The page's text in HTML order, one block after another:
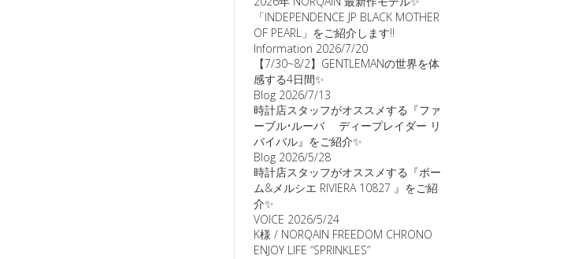
「INDEPENDENCE JP BLACK MOTHER
OF PEARL」をご紹介します‼️
Information 2026/7/20
【7/30~8/2】GENTLEMANの世界を体
感する4日間✨
Blog 2026/7/13
時計店スタッフがオススメする『ファ
ーブル•ルーバ ディープレイダー リ
バイバル』をご紹介✨
Blog 2026/5/28
時計店スタッフがオススメする『ボー
ム&メルシエ RIVIERA 10827 』をご紹
介✨
VOICE 2026/5/24
K様 / NORQAIN FREEDOM CHRONO
ENJOY LIFE “SPRINKLES”